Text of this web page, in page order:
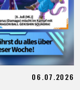
06.07.2026